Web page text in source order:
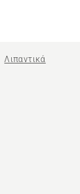
Λιπαντικά